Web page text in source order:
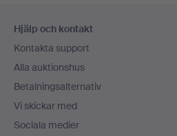
Hjälp och kontakt
Kontakta support
Alla auktionshus
Betalningsalternativ
Vi skickar med
Sociala medier